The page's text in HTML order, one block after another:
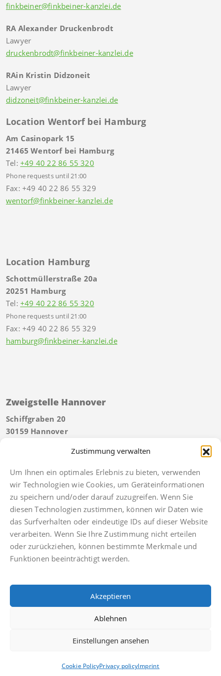
Zustimmung verwalten
Um Ihnen ein optimales Erlebnis zu bieten, verwenden
wir Technologien wie Cookies, um Geräteinformationen
zu speichern und/oder darauf zuzugreifen. Wenn Sie
diesen Technologien zustimmen, können wir Daten wie
das Surfverhalten oder eindeutige IDs auf dieser Website
verarbeiten. Wenn Sie Ihre Zustimmung nicht erteilen
oder zurückziehen, können bestimmte Merkmale und
Funktionen beeinträchtigt werden.
Akzeptieren
Ablehnen
Einstellungen ansehen
Cookie PolicyPrivacy policyImprint
finkbeiner@finkbeiner-kanzlei.de
RA Alexander Druckenbrodt
Lawyer
druckenbrodt@finkbeiner-kanzlei.de
RAin Kristin Didzoneit
Lawyer
didzoneit@finkbeiner-kanzlei.de
Location Wentorf bei Hamburg
Am Casinopark 15
21465 Wentorf bei Hamburg
Tel: +49 40 22 86 55 320
Phone requests until 21:00
Fax: +49 40 22 86 55 329
wentorf@finkbeiner-kanzlei.de
Location Hamburg
Schottmüllerstraße 20a
20251 Hamburg
Tel: +49 40 22 86 55 320
Phone requests until 21:00
Fax: +49 40 22 86 55 329
hamburg@finkbeiner-kanzlei.de
Zweigstelle Hannover
Schiffgraben 20
30159 Hannover
Telefonische Erreichbarkeit bis 21 Uhr
Fax: +49 511 592934 49
hannover@finkbeiner-kanzlei.de
Imprint
Privacy policy
Facebook
© Finkbeiner & Druckenbrodt Rechtsanwälte PartGmbB